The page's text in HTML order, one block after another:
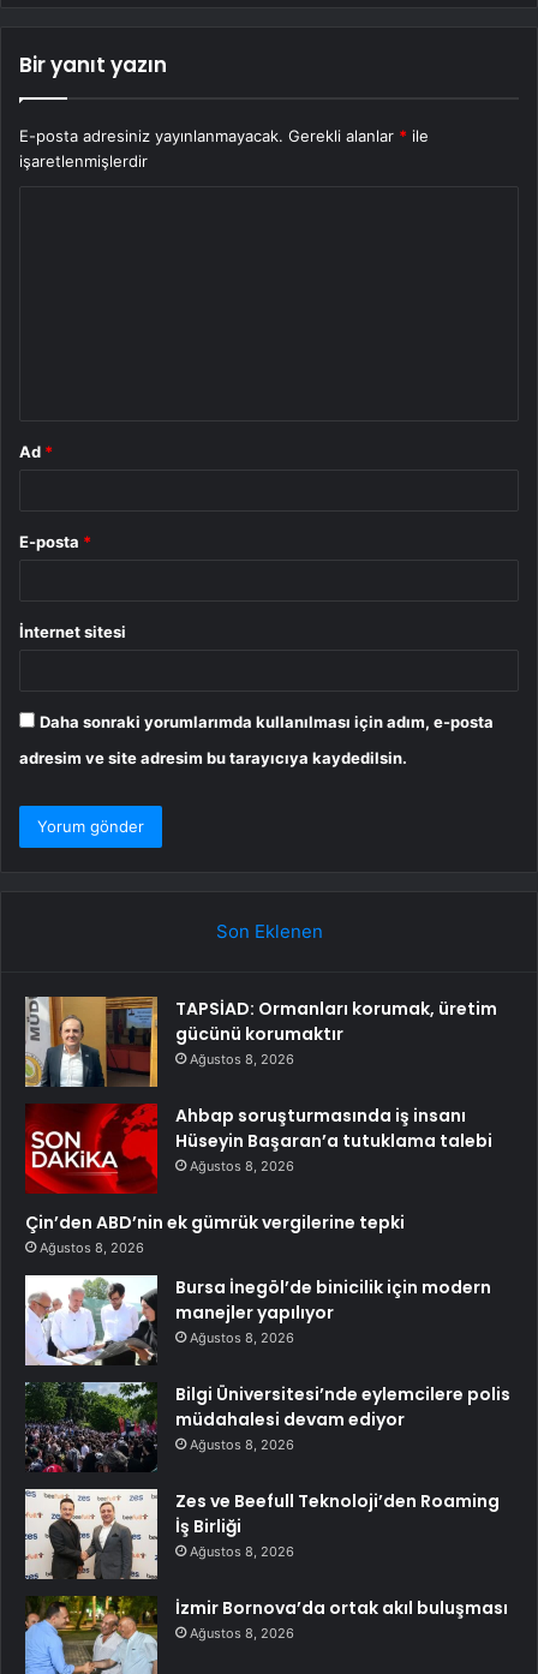
Bir yanıt yazın
E-posta adresiniz yayınlanmayacak. Gerekli alanlar * ile
işaretlenmişlerdir
Ad *
E-posta *
İnternet sitesi
Daha sonraki yorumlarımda kullanılması için adım, e-posta
adresim ve site adresim bu tarayıcıya kaydedilsin.
Son Eklenen
TAPSİAD: Ormanları korumak, üretim
gücünü korumaktır
Ağustos 8, 2026
Ahbap soruşturmasında iş insanı
Hüseyin Başaran’a tutuklama talebi
Ağustos 8, 2026
Çin’den ABD’nin ek gümrük vergilerine tepki
Ağustos 8, 2026
Bursa İnegöl’de binicilik için modern
manejler yapılıyor
Ağustos 8, 2026
Bilgi Üniversitesi’nde eylemcilere polis
müdahalesi devam ediyor
Ağustos 8, 2026
Zes ve Beefull Teknoloji’den Roaming
İş Birliği
Ağustos 8, 2026
İzmir Bornova’da ortak akıl buluşması
Ağustos 8, 2026